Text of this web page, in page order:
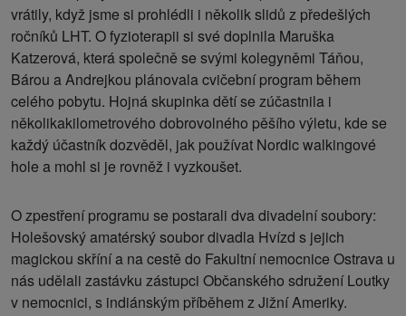
vrátily, když jsme si prohlédli i několik slidů z předešlých
ročníků LHT. O fyzioterapii si své doplnila Maruška
Katzerová, která společně se svými kolegyněmi Táňou,
Bárou a Andrejkou plánovala cvičební program během
celého pobytu. Hojná skupinka dětí se zúčastnila i
několikakilometrového dobrovolného pěšího výletu, kde se
každý účastník dozvěděl, jak používat Nordic walkingové
hole a mohl si je rovněž i vyzkoušet.
O zpestření programu se postarali dva divadelní soubory:
Holešovský amatérský soubor divadla Hvízd s jejich
magickou skříní a na cestě do Fakultní nemocnice Ostrava u
nás udělali zastávku zástupci Občanského sdružení Loutky
v nemocnici, s indiánským příběhem z Jižní Ameriky.